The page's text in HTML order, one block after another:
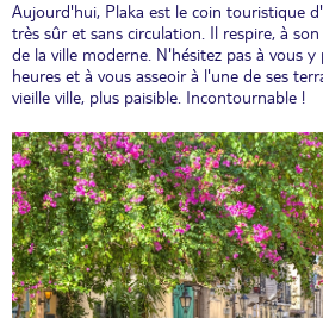
Aujourd'hui, Plaka est le coin touristique d'
très sûr et sans circulation. Il respire, à
de la ville moderne. N'hésitez pas à vous
heures et à vous asseoir à l'une de ses
vieille ville, plus paisible. Incontournable !